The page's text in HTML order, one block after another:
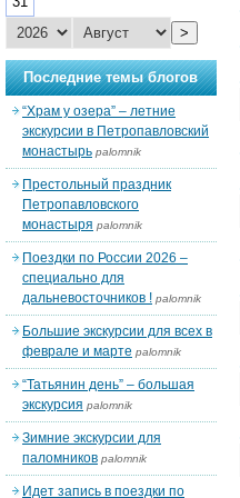
>
Последние темы блогов
“Храм у озера” – летние
экскурсии в Петропавловский
монастырь palomnik
Престольный праздник
Петропавловского
монастыря palomnik
Поездки по России 2026 –
специально для
дальневосточников ! palomnik
Большие экскурсии для всех в
феврале и марте palomnik
“Татьянин день” – большая
экскурсия palomnik
Зимние экскурсии для
паломников palomnik
Идет запись в поездки по